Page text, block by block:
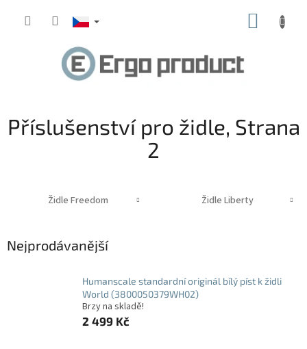
Příslušenství pro židle, Strana
2
Židle Freedom Židle Liberty
Nejprodávanější
Humanscale standardní originál bílý píst k židli
World (3800050379WH02)
Brzy na skladě!
2 499 Kč